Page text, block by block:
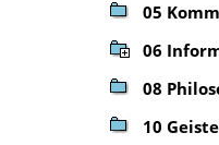
05
06
08
10